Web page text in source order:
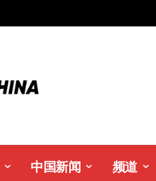
中国新闻 频道